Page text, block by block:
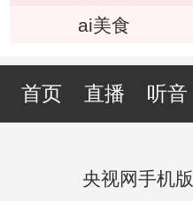
ai美食
首页 直播 听音
央视网手机版